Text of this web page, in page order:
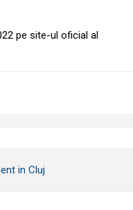
pe site-ul oficial al
in Cluj